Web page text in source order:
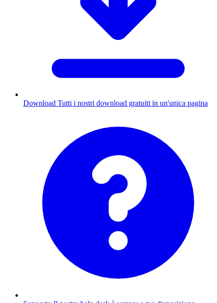
Download Tutti i nostri download gratuiti in un'unica pagina